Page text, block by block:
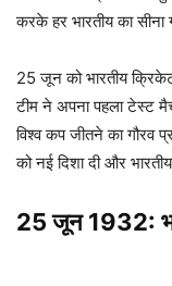
करके हर भारतीय का सीना
25 जून को भारतीय
टीम ने अपना पहला टेस्ट
विश्व कप जीतने का गौरव
को नई दिशा दी और
25 जून 1932: